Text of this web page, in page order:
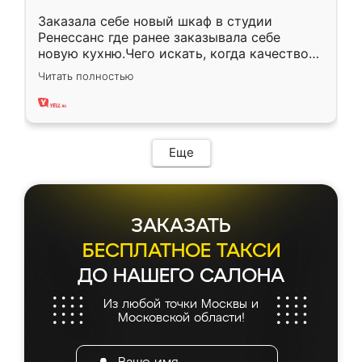
Заказала себе новый шкаф в студии
Ренессанс где ранее заказывала себе
новую кухню.Чего искать, когда качеством
вполне довольна. Служит кухня уже почти
два года, нареканий нет.
Читать полностью
Еще
ЗАКАЗАТЬ
БЕСПЛАТНОЕ ТАКСИ
ДО НАШЕГО САЛОНА
Из любой точки Москвы и
Московской области!